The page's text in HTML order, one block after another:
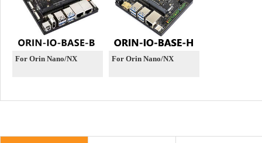
For Orin Nano/NX For Orin Nano/NX